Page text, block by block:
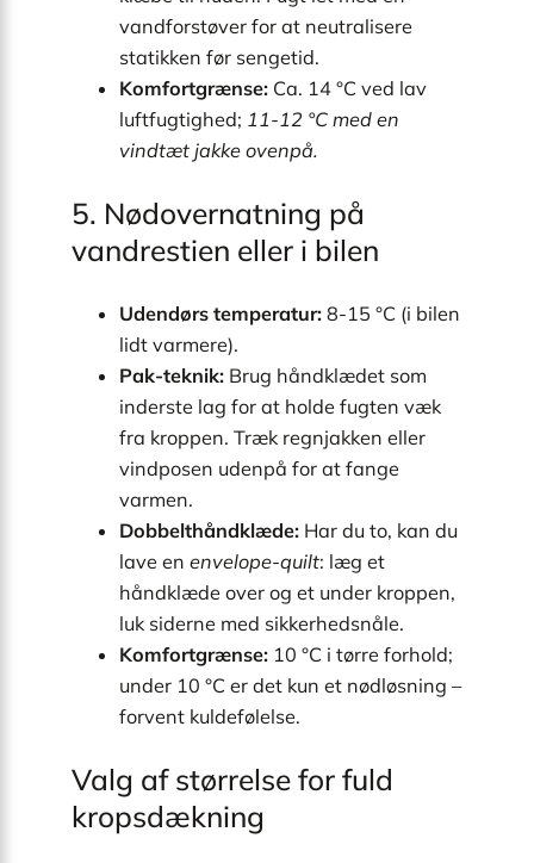
vandforstøver for at neutralisere
statikken før sengetid.
Komfortgrænse: Ca. 14 °C ved lav
luftfugtighed; 11-12 °C med en
vindtæt jakke ovenpå.
5. Nødovernatning på
vandrestien eller i bilen
Udendørs temperatur: 8-15 °C (i bilen
lidt varmere).
Pak-teknik: Brug håndklædet som
inderste lag for at holde fugten væk
fra kroppen. Træk regnjakken eller
vindposen udenpå for at fange
varmen.
Dobbelthåndklæde: Har du to, kan du
lave en envelope-quilt: læg et
håndklæde over og et under kroppen,
luk siderne med sikkerhedsnåle.
Komfortgrænse: 10 °C i tørre forhold;
under 10 °C er det kun et nødløsning –
forvent kuldefølelse.
Valg af størrelse for fuld
kropsdækning